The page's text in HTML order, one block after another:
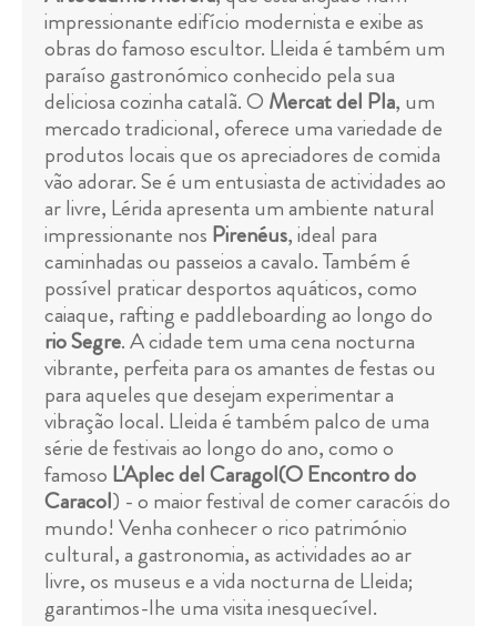
impressionante edifício modernista e exibe as
obras do famoso escultor. Lleida é também um
paraíso gastronómico conhecido pela sua
deliciosa cozinha catalã. O Mercat del Pla, um
mercado tradicional, oferece uma variedade de
produtos locais que os apreciadores de comida
vão adorar. Se é um entusiasta de actividades ao
ar livre, Lérida apresenta um ambiente natural
impressionante nos Pirenéus, ideal para
caminhadas ou passeios a cavalo. Também é
possível praticar desportos aquáticos, como
caiaque, rafting e paddleboarding ao longo do
rio Segre. A cidade tem uma cena nocturna
vibrante, perfeita para os amantes de festas ou
para aqueles que desejam experimentar a
vibração local. Lleida é também palco de uma
série de festivais ao longo do ano, como o
famoso L'Aplec del Caragol(O Encontro do
Caracol) - o maior festival de comer caracóis do
mundo! Venha conhecer o rico património
cultural, a gastronomia, as actividades ao ar
livre, os museus e a vida nocturna de Lleida;
garantimos-lhe uma visita inesquecível.